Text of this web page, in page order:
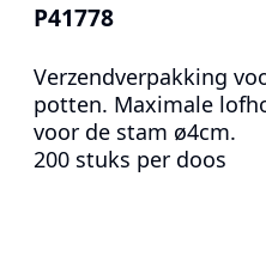
P41778
Verzendverpakking
potten. Maximale
voor de stam ø4cm.
200 stuks per doos